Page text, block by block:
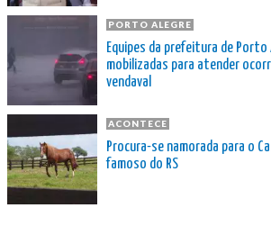
PORTO ALEGRE
Equipes da prefeitura de Porto
mobilizadas para atender
vendaval
ACONTECE
Procura-se namorada para o
famoso do RS